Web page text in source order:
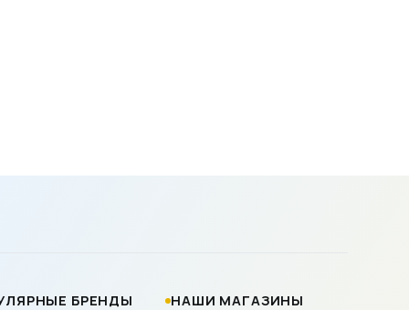
БРЕНДЫ НАШИ МАГАЗИНЫ